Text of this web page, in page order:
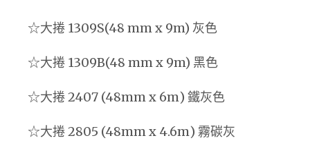
☆大捲 1309S(48 mm x 9m) 灰色
☆大捲 1309B(48 mm x 9m) 黑色
☆大捲 2407 (48mm x 6m) 鐵灰色
☆大捲 2805 (48mm x 4.6m) 霧碳灰